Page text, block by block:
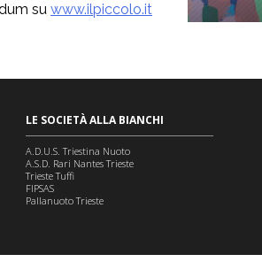
su www.ilpiccolo.it
LE SOCIETÀ ALLA BIANCHI
A.D.U.S. Triestina Nuoto
A.S.D. Rari Nantes Trieste
Trieste Tuffi
FIPSAS
Pallanuoto Trieste